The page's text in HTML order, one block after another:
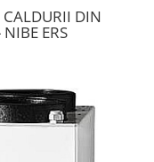
CALDURII DIN
ERS